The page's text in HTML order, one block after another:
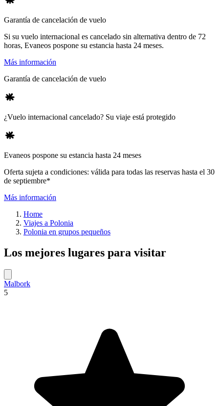
Garantía de cancelación de vuelo
Si su vuelo internacional es cancelado sin alternativa dentro de 72
horas, Evaneos pospone su estancia hasta 24 meses.
Más información
Garantía de cancelación de vuelo
¿Vuelo internacional cancelado? Su viaje está protegido
Evaneos pospone su estancia hasta 24 meses
Oferta sujeta a condiciones: válida para todas las reservas hasta el 30
de septiembre*
Más información
Home
Viajes a Polonia
Polonia en grupos pequeños
Los mejores lugares para visitar
Malbork
5